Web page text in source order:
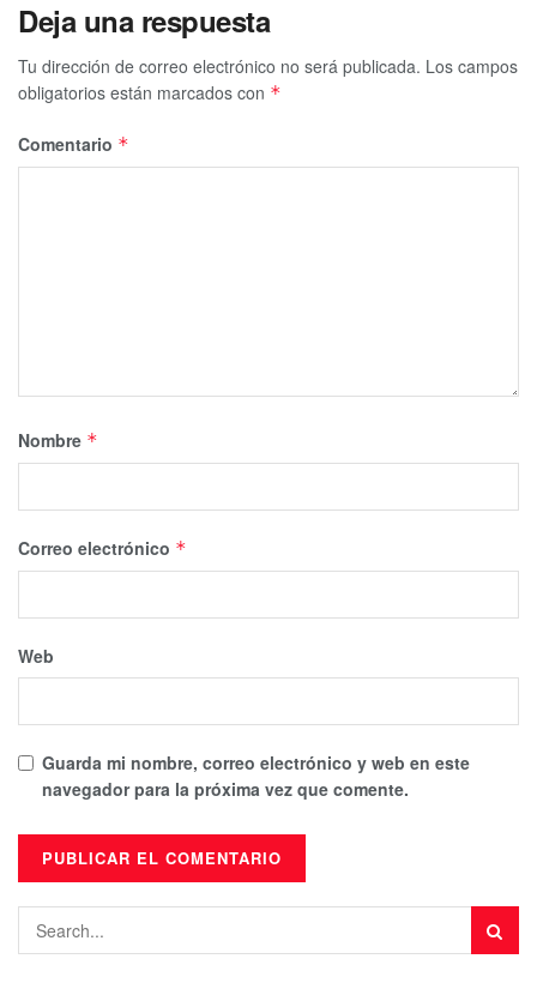
Deja una respuesta
Tu dirección de correo electrónico no será publicada. Los campos
obligatorios están marcados con *
Comentario *
Nombre *
Correo electrónico *
Web
Guarda mi nombre, correo electrónico y web en este
navegador para la próxima vez que comente.